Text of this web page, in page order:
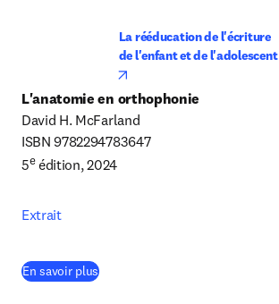
La rééducation de l'écriture
de l'enfant et de l'adolescent
L'anatomie en orthophonie
David H. McFarland
ISBN 9782294783647
5e édition, 2024
Extrait
En savoir plus(